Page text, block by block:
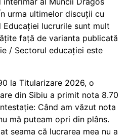
urma ultimelor discuții cu
Educației lucrurile sunt mult
față de varianta publicată
/ Sectorul educației este
la Titularizare 2026, o
din Sibiu a primit nota 8.70
Când am văzut nota
mă puteam opri din plâns.
seama că lucrarea mea nu a